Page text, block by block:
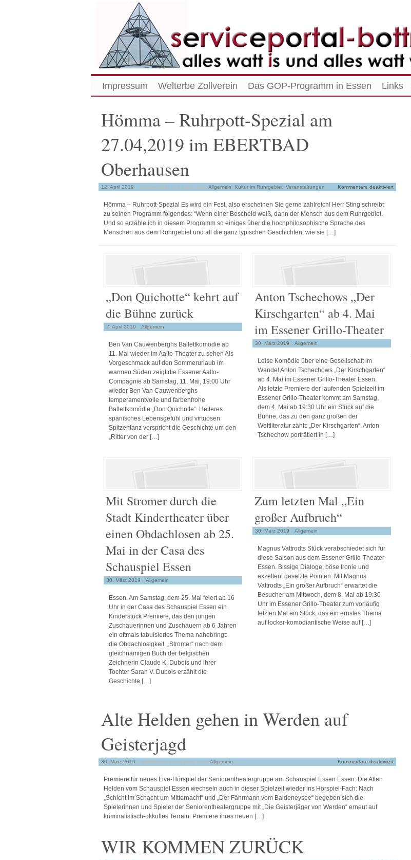
Impressum Welterbe Zollverein Das GOP-Programm in Essen Links
Hömma – Ruhrpott-Spezial am
27.04,2019 im EBERTBAD
Oberhausen
12. April 2019 Veröffentlicht von peve unterAllgemein Kultur im Ruhrgebiet Veranstaltungen Kommentare deaktiviert
Hömma – Ruhrpott-Spezial Es wird ein Fest, also erscheinen Sie gerne zahlreich! Herr Sting schreibt
zu seinen Programm folgendes: “Wenn einer Bescheid weiß, dann der Mensch aus dem Ruhrgebiet.
Und so erzähle ich in diesem Programm so einiges über die hochphilosophische Sprache des
Menschen aus dem Ruhrgebiet und all die ganz typischen Geschichten, wie sie […]
„Don Quichotte“ kehrt auf
die Bühne zurück
2. April 2019 Allgemein
Ben Van Cauwenberghs Ballettkomödie ab
11. Mai wieder im Aalto-Theater zu sehen Als
Vorgeschmack auf den Sommerurlaub im
warmen Süden zeigt die Essener Aalto-
Compagnie ab Samstag, 11. Mai, 19:00 Uhr
wieder Ben Van Cauwenberghs
temperamentvolle und farbenfrohe
Ballettkomödie „Don Quichotte“. Heiteres
spanisches Lebensgefühl und virtuosen
Spitzentanz verspricht die Geschichte um den
„Ritter von der […]
Anton Tschechows „Der
Kirschgarten“ ab 4. Mai
im Essener Grillo-Theater
30. März 2019 Allgemein
Leise Komödie über eine Gesellschaft im
Wandel Anton Tschechows „Der Kirschgarten“
ab 4. Mai im Essener Grillo-Theater Essen.
Als letzte Premiere der laufenden Spielzeit im
Essener Grillo-Theater kommt am Samstag,
dem 4. Mai ab 19:30 Uhr ein Stück auf die
Bühne, das zu den ganz großen der
Weltliteratur zählt: „Der Kirschgarten“. Anton
Tschechow porträtiert in […]
Mit Stromer durch die
Stadt Kindertheater über
einen Obdachlosen ab 25.
Mai in der Casa des
Schauspiel Essen
30. März 2019 Allgemein
Essen. Am Samstag, dem 25. Mai feiert ab 16
Uhr in der Casa des Schauspiel Essen ein
Kinderstück Premiere, das den jungen
Zuschauerinnen und Zuschauern ab 6 Jahren
ein oftmals tabuisiertes Thema nahebringt:
die Obdachlosigkeit. „Stromer“ nach dem
gleichnamigen Buch der belgischen
Zeichnerin Claude K. Dubois und ihrer
Tochter Sarah V. Dubois erzählt die
Geschichte […]
Zum letzten Mal „Ein
großer Aufbruch“
30. März 2019 Allgemein
Magnus Vattrodts Stück verabschiedet sich für
diese Saison aus dem Essener Grillo-Theater
Essen. Bissige Dialoge, böse Ironie und
exzellent gesetzte Pointen: Mit Magnus
Vattrodts „Ein großer Aufbruch“ erwartet die
Besucher am Mittwoch, dem 8. Mai ab 19:30
Uhr im Essener Grillo-Theater zum vorläufig
letzten Mal ein Stück, das ein ernstes Thema
auf locker-komödiantische Weise auf […]
Alte Helden gehen in Werden auf
Geisterjagd
30. März 2019 Veröffentlicht von peve unterAllgemein Kommentare deaktiviert
Premiere für neues Live-Hörspiel der Seniorentheatergruppe am Schauspiel Essen Essen. Die Alten
Helden vom Schauspiel Essen wechseln auch in dieser Spielzeit wieder ins Hörspiel-Fach: Nach
„Schicht im Schacht um Mitternacht“ und „Der Fährmann vom Baldeneysee“ begeben sich die
Spielerinnen und Spieler der Seniorentheatergruppe mit „Die Geisterjäger von Werden“ erneut auf
kriminalistisch-okkultes Terrain. Premiere ihres neuen […]
WIR KOMMEN ZURÜCK